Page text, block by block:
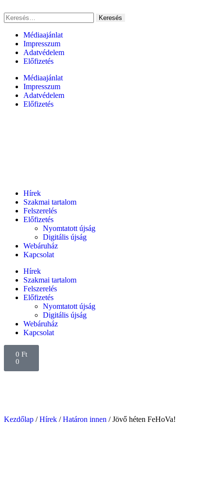
Médiaajánlat
Impresszum
Adatvédelem
Előfizetés
Médiaajánlat
Impresszum
Adatvédelem
Előfizetés
Hírek
Szakmai tartalom
Felszerelés
Előfizetés
Nyomtatott újság
Digitális újság
Webáruház
Kapcsolat
Hírek
Szakmai tartalom
Felszerelés
Előfizetés
Nyomtatott újság
Digitális újság
Webáruház
Kapcsolat
0 Ft
0
Kezdőlap /Hírek /Határon innen / Jövő héten FeHoVa!